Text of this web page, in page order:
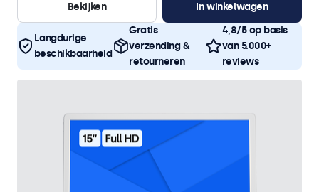
Bekijken
In winkelwagen
Langdurige
beschikbaarheid
Gratis
verzending &
retourneren
4,8/5 op basis
van 5.000+
reviews